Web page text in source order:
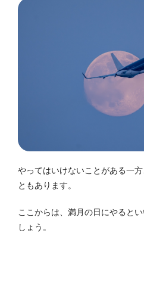
やってはいけないことがある一
ともあります。
ここからは、満月の日にやると
しょう。